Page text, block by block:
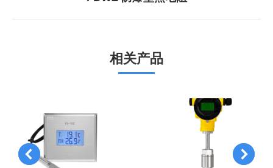
个
相关产品